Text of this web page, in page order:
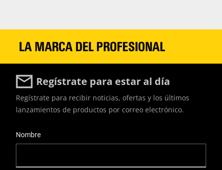
Regístrate para estar al día
Regístrate para recibir noticias, ofertas y los últimos
lanzamientos de productos por correo electrónico.
Nombre